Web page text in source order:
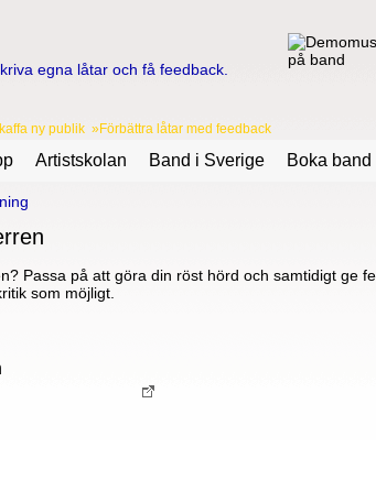
ny publik »Förbättra låtar med feedback
Artistskolan Band i Sverige Boka band
Passa på att göra din röst hörd och samtidigt ge
som möjligt.